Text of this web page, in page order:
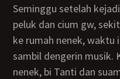
Seminggu setelah kejadian dimana Nana ngeliat Rara
peluk dan cium gw,
ke rumah nenek, waktu
sambil dengerin musik.
nenek, bi Tanti dan